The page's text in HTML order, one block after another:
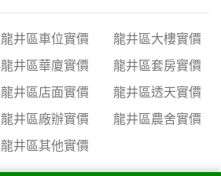
龍井區車位實價
龍井區大樓實價
龍井區華廈實價
龍井區套房實價
龍井區店面實價
龍井區透天實價
龍井區廠辦實價
龍井區農舍實價
龍井區其他實價